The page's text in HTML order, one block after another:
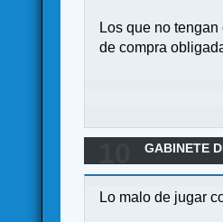
Los que no
de compra
GABINETE
Lo malo de jugar